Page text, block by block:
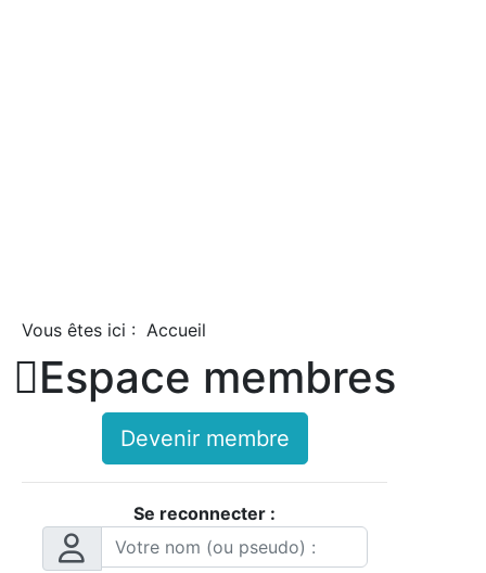
Vous êtes ici : Accueil
Espace membres
Devenir membre
Se reconnecter :